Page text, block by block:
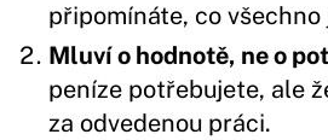
připomínáte, co
Mluví o hodnotě, ne o
peníze potřebujete, ale
za odvedenou práci.